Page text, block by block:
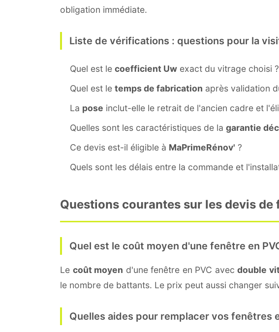
obligation immédiate.
Liste de vérifications : questions pour la
Quel est le coefficient Uw exact du vitrage choisi ?
Quel est le temps de fabrication après validation
La pose inclut-elle le retrait de l'ancien cadre et
Quelles sont les caractéristiques de la garantie
Ce devis est-il éligible à MaPrimeRénov' ?
Quels sont les délais entre la commande et
Questions courantes sur les devis
Quel est le coût moyen d'une fenêtre en
Le coût moyen d'une fenêtre en PVC avecdouble
le nombre de battants. Le prix peut aussi changer
Quelles aides pour remplacer vos fenêtres